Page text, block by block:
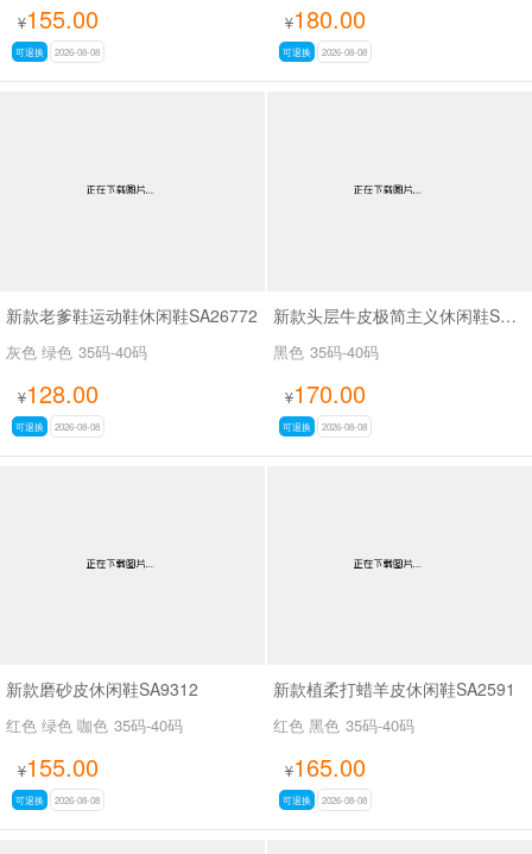
¥155.00
可退换 2026-08-08
¥180.00
可退换 2026-08-08
新款老爹鞋运动鞋休闲鞋SA26772
灰色 绿色 35码-40码
¥128.00
可退换 2026-08-08
新款头层牛皮极简主义休闲鞋SA9809B
黑色 35码-40码
¥170.00
可退换 2026-08-08
新款磨砂皮休闲鞋SA9312
红色 绿色 咖色 35码-40码
¥155.00
可退换 2026-08-08
新款植柔打蜡羊皮休闲鞋SA2591
红色 黑色 35码-40码
¥165.00
可退换 2026-08-08